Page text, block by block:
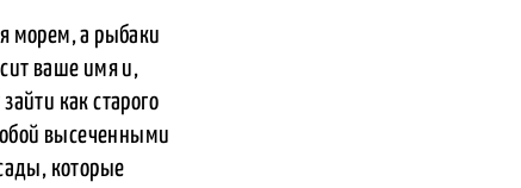
морем, а рыбаки
ваше имя и,
как старого
высеченными
которые